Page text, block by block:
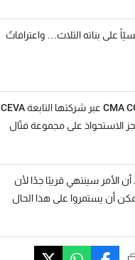
على بناته الثلاث… واعترافاتٌ
مجموعة CMA CGM عبر شركتها التابعة CEVA
الأمر سينتهي قريبًا جدًا لأن
يمكن أن يستمروا على هذا الحال